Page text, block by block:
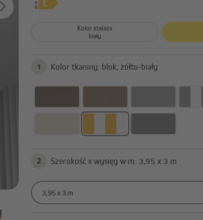
Parasole na wysięgniku
Osłony balkonowe
Rolety zewnętrzne | Rolety
pionowe
Kolor stelaża
biały
1 Kolor tkaniny: blok, żółto-biały
2 Szerokość x wysięg w m: 3,95 x 3 m